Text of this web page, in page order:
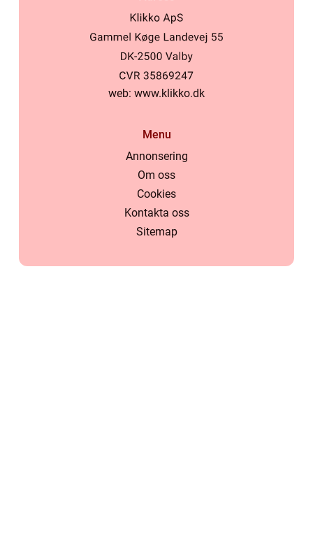
web: www.klikko.dk
Menu
Annonsering
Om oss
Cookies
Kontakta oss
Sitemap